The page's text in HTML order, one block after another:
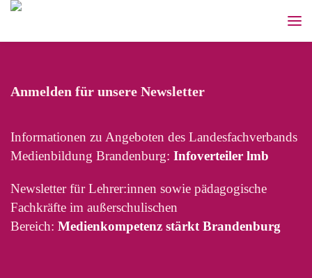
Anmelden für unsere Newsletter
Informationen zu Angeboten des Landesfachverbands
Medienbildung Brandenburg: Infoverteiler lmb
Newsletter für Lehrer:innen sowie pädagogische
Fachkräfte im außerschulischen
Bereich: Medienkompetenz stärkt Brandenburg